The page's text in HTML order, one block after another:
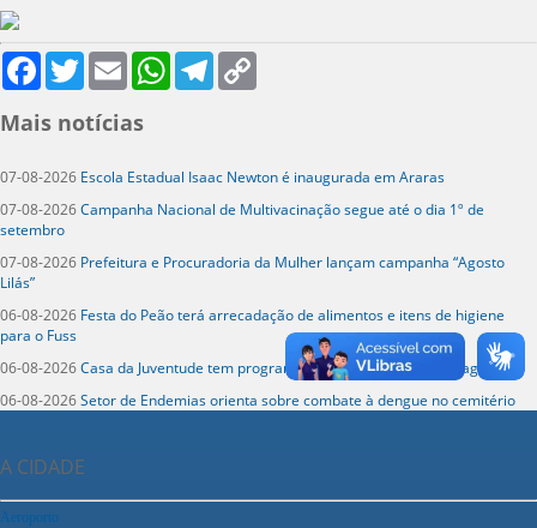
FacebookTwitter Email WhatsAppTelegram
Mais notícias
07-08-2026 Escola Estadual Isaac Newton é inaugurada em Araras
07-08-2026Campanha Nacional de Multivacinação segue até o dia 1º de
setembro
07-08-2026 Prefeitura e Procuradoria da Mulher lançam campanha “Agosto
Lilás”
06-08-2026 Festa do Peão terá arrecadação de alimentos e itens de higiene
para o Fuss
06-08-2026Casa da Juventude tem programação gratuita no mês de agosto
06-08-2026Setor de Endemias orienta sobre combate à dengue no cemitério
A CIDADE
Aeroporto